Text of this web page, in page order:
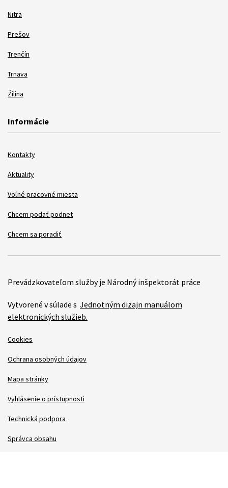
Nitra
Prešov
Trenčín
Trnava
Žilina
Informácie
Kontakty
Aktuality
Voľné pracovné miesta
Chcem podať podnet
Chcem sa poradiť
Prevádzkovateľom služby je Národný inšpektorát práce
Vytvorené v súlade s Jednotným dizajn manuálom
elektronických služieb.
Cookies
Ochrana osobných údajov
Mapa stránky
Vyhlásenie o prístupnosti
Technická podpora
Správca obsahu